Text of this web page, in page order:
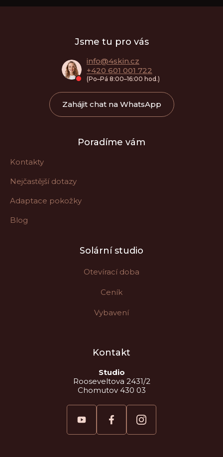
Jsme tu pro vás
info@4skin.cz
+420 601 001 722
(Po–Pá 8:00–16:00 hod.)
Zahájit chat na WhatsApp
Poradíme vám
Kontakty
Nejčastější dotazy
Adaptace pokožky
Blog
Solární studio
Otevírací doba
Ceník
Vybavení
Kontakt
Studio
Rooseveltova 2431/2
Chomutov 430 03